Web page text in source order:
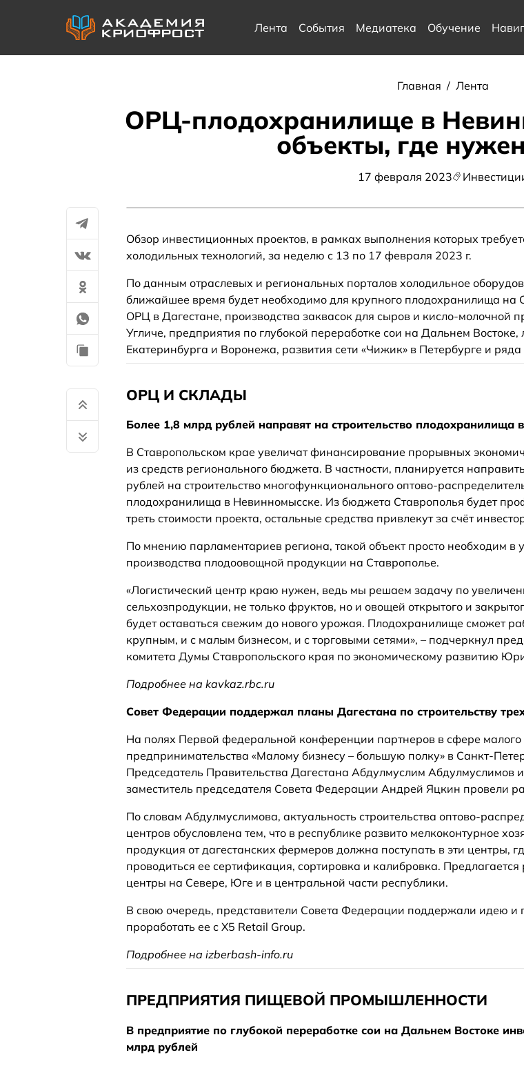
Лента События Медиатека Обучение
Главная / Лента
ОРЦ-плодохранилище в
объекты, где
17 февраля 2023
Обзор инвестиционных проектов, в рамках выполнения которых
холодильных технологий, за неделю с 13 по 17 февраля 2023 г.
По данным отраслевых и региональных порталов холодильное
ближайшее время будет необходимо для крупного плодохранилища на
ОРЦ в Дагестане, производства заквасок для сыров и кисло-молочной
Угличе, предприятия по глубокой переработке сои на Дальнем
Екатеринбурга и Воронежа, развития сети «Чижик» в Петербурге и ряда
ОРЦ И СКЛАДЫ
Более 1,8 млрд рублей направят на строительство плодохранилища
В Ставропольском крае увеличат финансирование прорывных
из средств регионального бюджета. В частности, планируется
рублей на строительство многофункционального оптово-
плодохранилища в Невинномысске. Из бюджета Ставрополья будет
треть стоимости проекта, остальные средства привлекут за счёт
По мнению парламентариев региона, такой объект просто необходим в
производства плодоовощной продукции на Ставрополье.
«Логистический центр краю нужен, ведь мы решаем задачу по
сельхозпродукции, не только фруктов, но и овощей открытого и
будет оставаться свежим до нового урожая. Плодохранилище сможет
крупным, и с малым бизнесом, и с торговыми сетями», – подчеркнул
комитета Думы Ставропольского края по экономическому развитию
Подробнее на kavkaz.rbc.ru
Совет Федерации поддержал планы Дагестана по строительству
На полях Первой федеральной конференции партнеров в сфере малого
предпринимательства «Малому бизнесу – большую полку» в Санкт-
Председатель Правительства Дагестана Абдулмуслим Абдулмуслимов
заместитель председателя Совета Федерации Андрей Яцкин провели
По словам Абдулмуслимова, актуальность строительства оптово-
центров обусловлена тем, что в республике развито мелкоконтурное
продукция от дагестанских фермеров должна поступать в эти центры,
проводиться ее сертификация, сортировка и калибровка. Предлагается
центры на Севере, Юге и в центральной части республики.
В свою очередь, представители Совета Федерации поддержали идею и
проработать ее с Х5 Retail Group.
Подробнее на izberbash-info.ru
ПРЕДПРИЯТИЯ ПИЩЕВОЙ ПРОМЫШЛЕННОСТИ
В предприятие по глубокой переработке сои на Дальнем Востоке
млрд рублей